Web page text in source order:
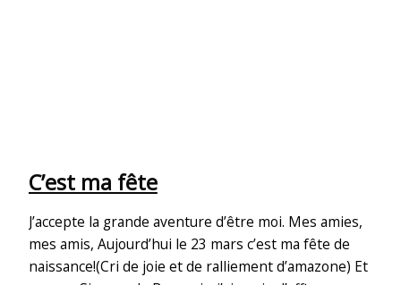
C’est ma fête
J’accepte la grande aventure d’être moi. Mes amies,
mes amis, Aujourd’hui le 23 mars c’est ma fête de
naissance!(Cri de joie et de ralliement d’amazone) Et